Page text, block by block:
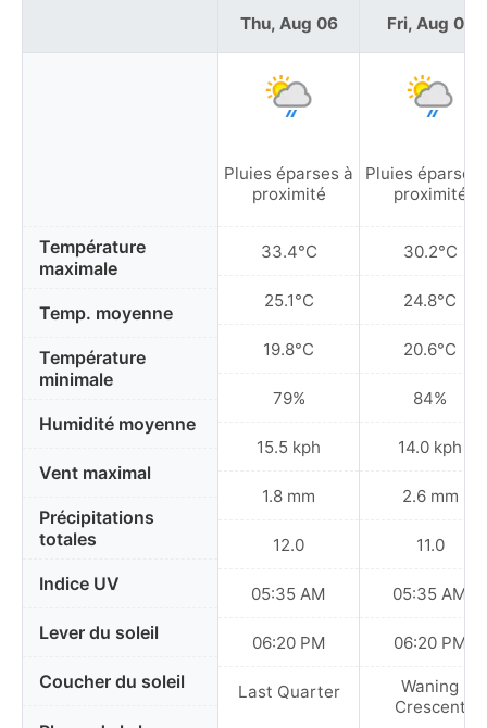
Température
maximale
Temp. moyenne
Température
minimale
Humidité moyenne
Vent maximal
Précipitations
totales
Indice UV
Lever du soleil
Coucher du soleil
Thu, Aug 06
Pluies éparses à
proximité
33.4°C
25.1°C
19.8°C
79%
15.5 kph
1.8 mm
12.0
05:35 AM
06:20 PM
Last Quarter
Fri, Aug 07
Pluies éparses
proximité
30.2°C
24.8°C
20.6°C
84%
14.0 kph
2.6 mm
11.0
05:35 AM
06:20 PM
Waning
Crescent